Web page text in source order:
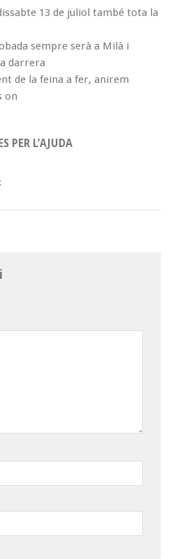
13 de juliol també tota la
sempre serà a Milà i
darrera
de la feina a fer, anirem
on
PER L’AJUDA